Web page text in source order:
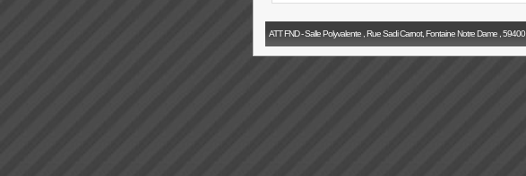
ATT FND - Salle Polyvalente , Rue Sadi Carnot, Fontaine Notre Dame , 59400